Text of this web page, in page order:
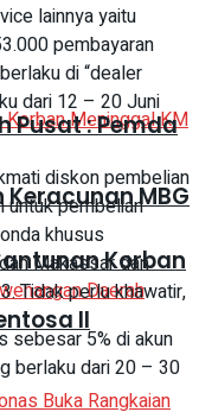
Korban
II
Pusat : Pemda
MBG
lainnya yaitu
pembayaran
di “dealer
dari 12 – 20 Juni
diskon pembelian
untuk pembelian
khusus
Makassar dan
Tidak perlu khawatir,
sebesar 5% di akun
berlaku dari 20 – 30